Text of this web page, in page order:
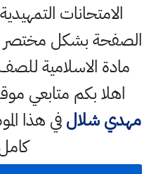
الامتحانات
الصفحة بشكل
مادة الاسلامية
اهلا بكم متابعي
مهدي شلالفي هذا